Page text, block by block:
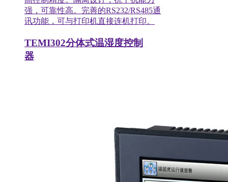
强，可靠性高。完善的RS232/RS485通
讯功能，可与打印机直接连机打印。
TEMI302分体式温湿度控制
器